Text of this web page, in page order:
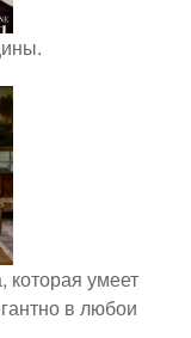
которая умеет
в любои